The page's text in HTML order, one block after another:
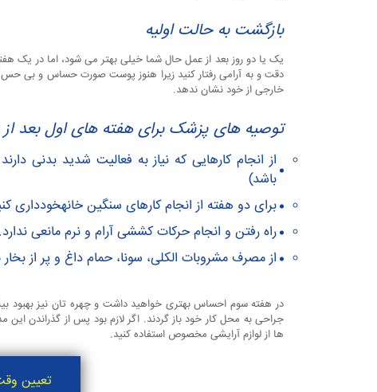
بازگشت به حالت اولیه
یک یا دو روز بعد از عمل حال شما خیلی بهتر می شود، اما در یک
دقت و به آرامی رفتار کنید زیرا هنوز پوست صورت حساس و بی
خارجی از خود نشان ندهد.
توصیه های پزشک برای هفته های اول بعد
از انجام کارهایی که نیاز به فعالیت شدید بدنی
باشد)
برای دو هفته از انجام کارهای سنگین خانهخودداری
راه رفتن و انجام حرکات کششی آرام و نرم مانعی ندارد.
از مصرف مشروبات الکلی، سونا، حمام داغ و پر از
در هفته سوم احساس بهتری خواهید داشت و چهره تان نیز بهبود
جراحی به محل کار خود باز گردند. اگر لازم بود پس از گذراندن
ها از لوازم آرایشی مخصوص استفاده کنید.
تعیین